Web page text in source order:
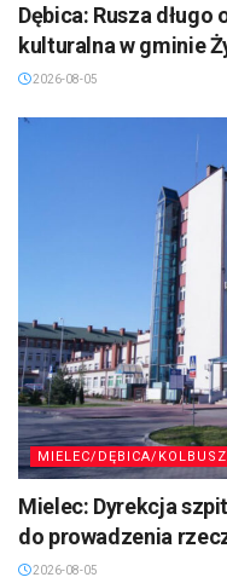
Dębica: Rusza
kulturalna w gminie
2026-08-05
MIELEC/DĘBICA/
Mielec: Dyrekcja
do prowadzenia
2026-08-05